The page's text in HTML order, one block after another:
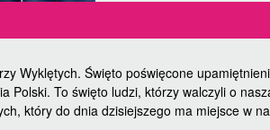
Wyklętych. Święto poświęcone
Polski. To święto ludzi, którzy walczyli o
który do dnia dzisiejszego ma miejsce w